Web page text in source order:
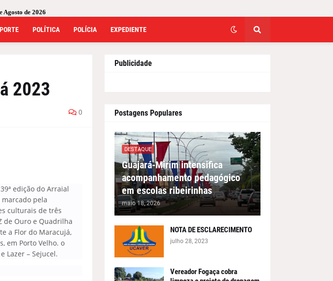
Agosto de 2026
POLÍTICA POLÍCIA EXPEDIENTE
2023
0
edição do Arraial
marcado pela
culturais de três
de Ouro e Quadrilha
a Flor do Maracujá,
em Porto Velho. o
Lazer – Sejucel.
Publicidade
Postagens Populares
DESTAQUE
Guajará-Mirim intensifica
acompanhamento pedagógico
em escolas ribeirinhas
maio 18, 2026
NOTA DE ESCLARECIMENTO
julho 28, 2023
Vereador Fogaça cobra